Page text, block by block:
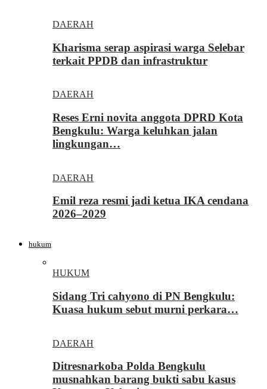
DAERAH
Kharisma serap aspirasi warga Selebar
terkait PPDB dan infrastruktur
DAERAH
Reses Erni novita anggota DPRD Kota
Bengkulu: Warga keluhkan jalan
lingkungan…
DAERAH
Emil reza resmi jadi ketua IKA cendana
2026–2029
hukum
HUKUM
Sidang Tri cahyono di PN Bengkulu:
Kuasa hukum sebut murni perkara…
DAERAH
Ditresnarkoba Polda Bengkulu
musnahkan barang bukti sabu kasus